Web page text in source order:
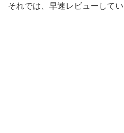
それでは、早速レビューしてい